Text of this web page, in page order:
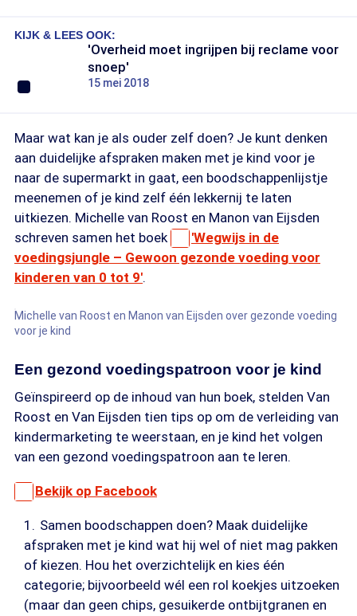
KIJK & LEES OOK:
'Overheid moet ingrijpen bij reclame voor
snoep'
15 mei 2018
Maar wat kan je als ouder zelf doen? Je kunt denken
aan duidelijke afspraken maken met je kind voor je
naar de supermarkt in gaat, een boodschappenlijstje
meenemen of je kind zelf één lekkernij te laten
uitkiezen. Michelle van Roost en Manon van Eijsden
schreven samen het boek
'Wegwijs in de
voedingsjungle – Gewoon gezonde voeding voor
kinderen van 0 tot 9'.
Michelle van Roost en Manon van Eijsden over gezonde voeding
voor je kind
Een gezond voedingspatroon voor je kind
Geïnspireerd op de inhoud van hun boek, stelden Van
Roost en Van Eijsden tien tips op om de verleiding van
kindermarketing te weerstaan, en je kind het volgen
van een gezond voedingspatroon aan te leren.
Bekijk op Facebook
Samen boodschappen doen? Maak duidelijke
afspraken met je kind wat hij wel of niet mag pakken
of kiezen. Hou het overzichtelijk en kies één
categorie; bijvoorbeeld wél een rol koekjes uitzoeken
(maar dan geen chips, gesuikerde ontbijtgranen en